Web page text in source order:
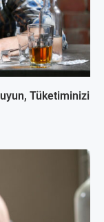
Tüketiminizi